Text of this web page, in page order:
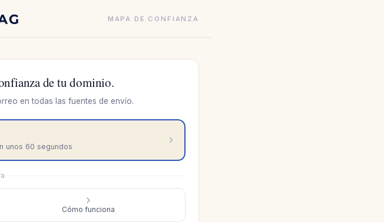
MAPA DE CONFIANZA
de tu dominio.
en todas las fuentes de envío.
unos 60 segundos
Cómo funciona